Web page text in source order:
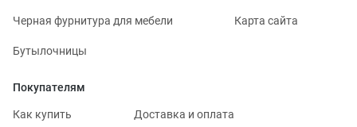
Черная фурнитура для мебели
Бутылочницы
Карта сайта
Покупателям
Как купить Доставка и оплата